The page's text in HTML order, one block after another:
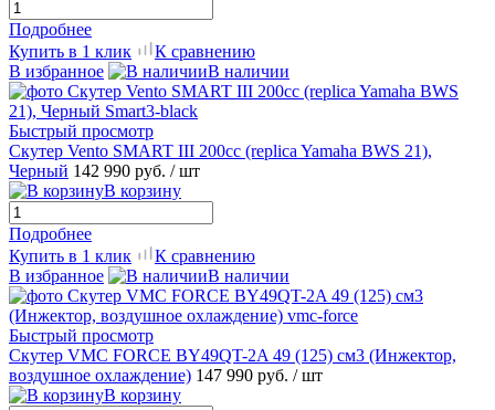
Подробнее
Купить в 1 клик
К сравнению
В избранное
В наличии
Быстрый просмотр
Скутер Vento SMART III 200cc (replica Yamaha BWS 21),
Черный 142 990 руб. / шт
В корзину
Подробнее
Купить в 1 клик
К сравнению
В избранное
В наличии
Быстрый просмотр
Скутер VMC FORCE BY49QT-2A 49 (125) см3 (Инжектор,
воздушное охлаждение) 147 990 руб. / шт
В корзину